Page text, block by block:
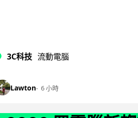
3C科技 流動電腦
Lawton 6 小時